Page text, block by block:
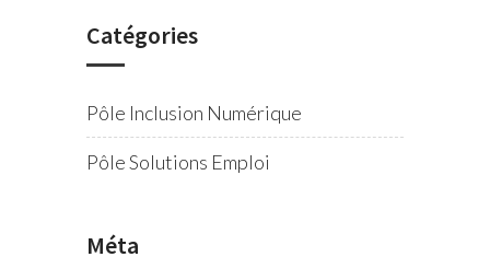
Catégories
Pôle Inclusion Numérique
Pôle Solutions Emploi
Méta